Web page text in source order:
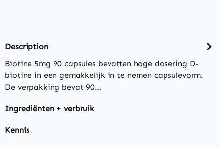
Description
Biotine 5mg 90 capsules bevatten hoge dosering D-
biotine in een gemakkelijk in te nemen capsulevorm.
De verpakking bevat 90…
Ingrediënten + verbruik
Kennis